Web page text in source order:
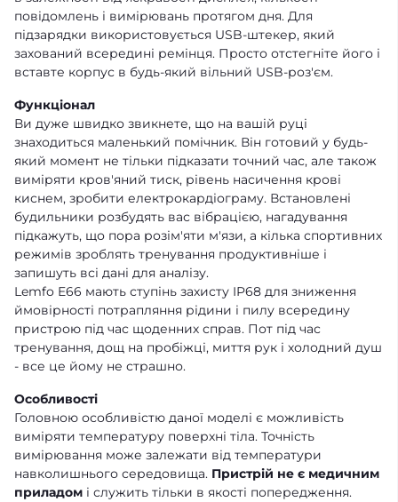
повідомлень і вимірювань протягом дня. Для
підзарядки використовується USB-штекер, який
захований всередині ремінця. Просто отстегніте його і
вставте корпус в будь-який вільний USB-роз'єм.
Функціонал
Ви дуже швидко звикнете, що на вашій руці
знаходиться маленький помічник. Він готовий у будь-
який момент не тільки підказати точний час, але також
виміряти кров'яний тиск, рівень насичення крові
киснем, зробити електрокардіограму. Встановлені
будильники розбудять вас вібрацією, нагадування
підкажуть, що пора розім'яти м'язи, а кілька спортивних
режимів зроблять тренування продуктивніше і
запишуть всі дані для аналізу.
Lemfo E66 мають ступінь захисту IP68 для зниження
ймовірності потрапляння рідини і пилу всередину
пристрою під час щоденних справ. Пот під час
тренування, дощ на пробіжці, миття рук і холодний душ
- все це йому не страшно.
Особливості
Головною особливістю даної моделі є можливість
виміряти температуру поверхні тіла. Точність
вимірювання може залежати від температури
навколишнього середовища. Пристрій не є медичним
приладом і служить тільки в якості попередження.